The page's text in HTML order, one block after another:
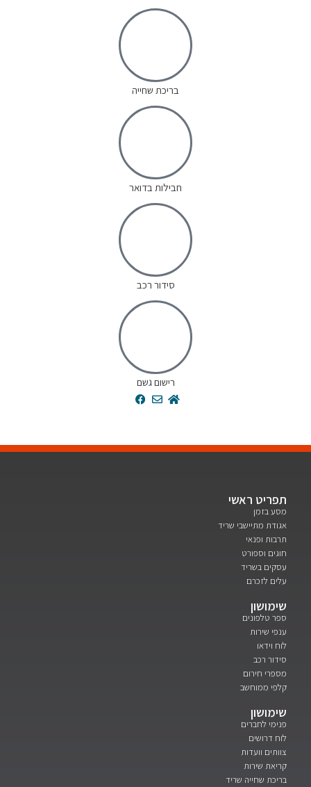
בריכת שחייה
חבילות בדואר
סידור רכב
רישום גשם
ראשי
מתיישבי שריד
ופנאי
וספורט
בשריד
לזכרם
חירום
ממוחשב
לחברים
וועדות
שירות
שחייה שריד